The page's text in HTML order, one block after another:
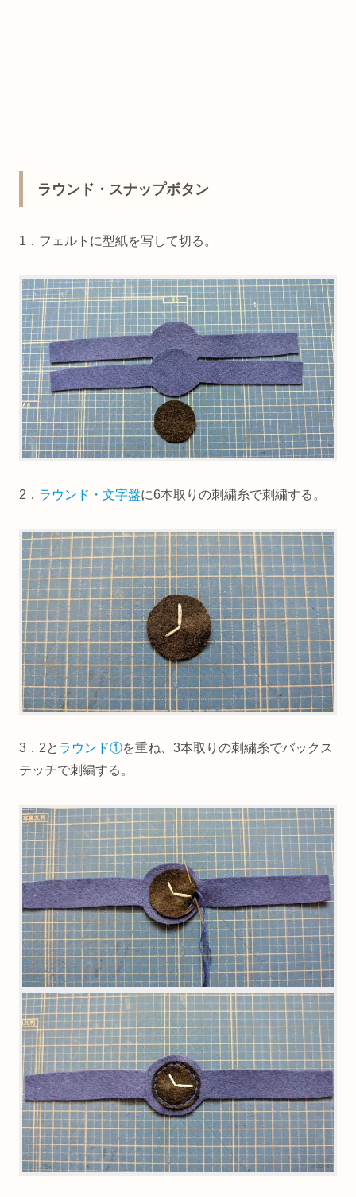
ラウンド・スナップボタン
1．フェルトに型紙を写して切る。
2． ラウンド・文字盤に6本取りの刺繍糸で刺繍する。
3．2と ラウンド①を重ね、3本取りの刺繍糸でバックス
テッチで刺繍する。